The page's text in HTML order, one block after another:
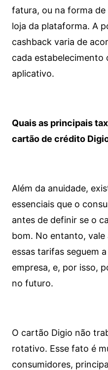
fatura, ou na forma
loja da plataforma. A
cashback varia de
cada estabelecimento
aplicativo.
Quais as principais
cartão de crédito
Além da anuidade,
essenciais que o
antes de definir se o
bom. No entanto, vale
essas tarifas seguem
empresa, e, por isso,
no futuro.
O cartão Digio não
rotativo. Esse fato é
consumidores,